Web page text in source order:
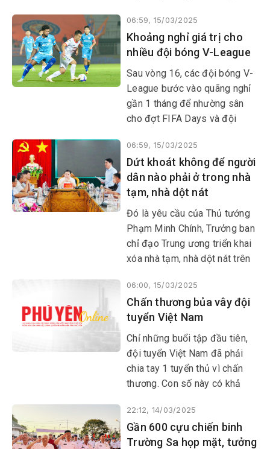
xã hội.
Nam, Tổng công ty Đối tác
Chân Thật phối hợp với đơn vị
này tổ chức chương trình
Tháng ba biên giới và Tuổi trẻ
Thủ Đức vì biển, đảo quê
hương năm 2025.
06:59, 15/03/2025
Khoảng nghỉ giá trị cho
nhiều đội bóng V-League
Sau vòng 16, các đội bóng V-
League bước vào quãng nghỉ
gần 1 tháng để nhường sân
cho đợt FIFA Days và đội
vòng loại ASEAN Cup 2027.
Đây là cơ hội để các đội bóng
kiện toàn lực lượng, theo đuổi
mục tiêu khi sân chơi số 1
bóng đá Việt Nam quay trở lại.
06:59, 15/03/2025
Dứt khoát không để người
dân nào phải ở trong nhà
tạm, nhà dột nát
Đó là yêu cầu của Thủ tướng
Phạm Minh Chính, Trưởng ban
chỉ đạo Trung ương triển khai
xóa nhà tạm, nhà dột nát trên
thứ 3 của ban chỉ đạo vừa
diễn ra. Theo người đứng đầu
Chính phủ, đây là mệnh lệnh
của trái tim, lương tri, trách
nhiệm với cộng đồng.
06:00, 15/03/2025
Chấn thương bủa vây đội
tuyển Việt Nam
Chỉ những buổi tập đầu tiên,
đội tuyển Việt Nam đã phải
chia tay 1 tuyển thủ vì chấn
thương. Con số này có khả
những ngày tới...
22:12, 14/03/2025
Gần 600 cựu chiến binh
Trường Sa họp mặt, tưởng